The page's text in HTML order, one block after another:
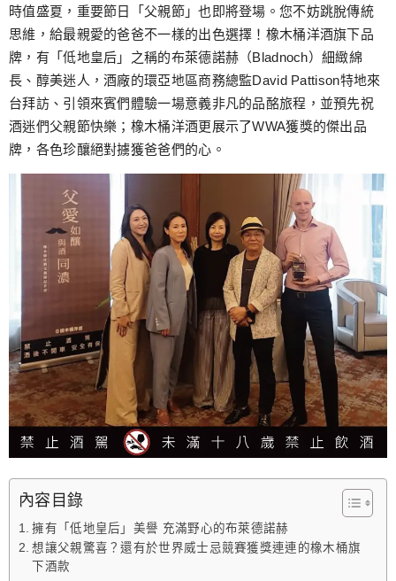
跳
至
主
要
內
容
時值盛夏，重要節日「父親節」也即將登場。您不妨跳脫傳統
思維，給最親愛的爸爸不一樣的出色選擇！橡木桶洋酒旗下品
牌，有「低地皇后」之稱的布萊德諾赫（Bladnoch）細緻綿
長、醇美迷人，酒廠的環亞地區商務總監David Pattison特地來
台拜訪、引領來賓們體驗一場意義非凡的品酩旅程，並預先祝
酒迷們父親節快樂；橡木桶洋酒更展示了WWA獲獎的傑出品
牌，各色珍釀絕對擄獲爸爸們的心。
內容目錄
擁有「低地皇后」美譽 充滿野心的布萊德諾赫
想讓父親驚喜？還有於世界威士忌競賽獲獎連連的橡木桶旗
下酒款